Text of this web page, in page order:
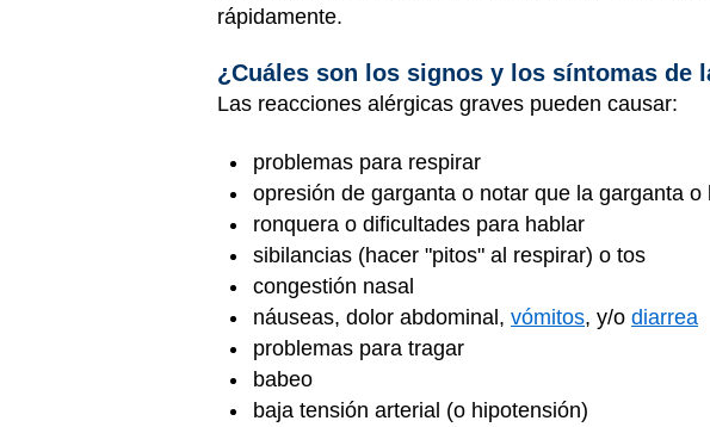
rápidamente.
¿Cuáles son los signos y los síntomas de
Las reacciones alérgicas graves pueden causar:
problemas para respirar
opresión de garganta o notar que la garganta
ronquera o dificultades para hablar
sibilancias (hacer "pitos" al respirar) o tos
congestión nasal
náuseas, dolor abdominal, vómitos, y/o diarrea
problemas para tragar
babeo
baja tensión arterial (o hipotensión)